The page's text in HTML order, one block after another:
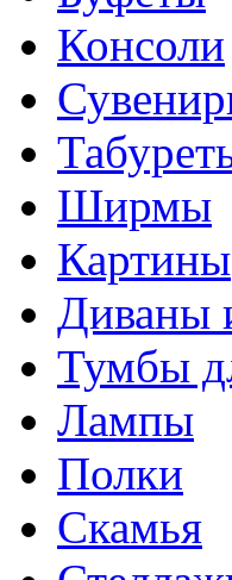
Консоли
Ширмы
Картины
Диваны
Тумбы
Лампы
Полки
Скамья